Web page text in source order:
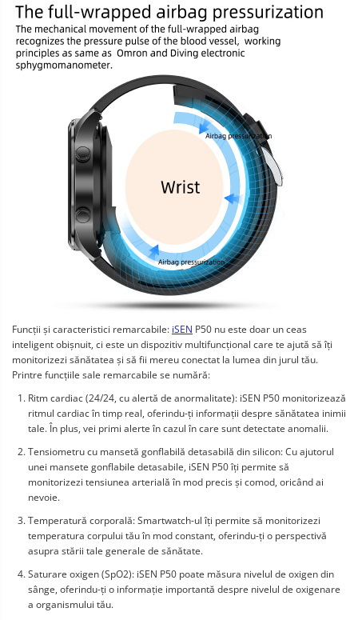
Funcții și caracteristici remarcabile: iSEN P50 nu este doar un ceas
inteligent obișnuit, ci este un dispozitiv multifuncțional care te ajută să îți
monitorizezi sănătatea și să fii mereu conectat la lumea din jurul tău.
Printre funcțiile sale remarcabile se numără:
Ritm cardiac (24/24, cu alertă de anormalitate): iSEN P50 monitorizează
ritmul cardiac în timp real, oferindu-ți informații despre sănătatea inimii
tale. În plus, vei primi alerte în cazul în care sunt detectate anomalii.
Tensiometru cu mansetă gonflabilă detasabilă din silicon: Cu ajutorul
unei mansete gonflabile detasabile, iSEN P50 îți permite să
monitorizezi tensiunea arterială în mod precis și comod, oricând ai
nevoie.
Temperatură corporală: Smartwatch-ul îți permite să monitorizezi
temperatura corpului tău în mod constant, oferindu-ți o perspectivă
asupra stării tale generale de sănătate.
Saturare oxigen (SpO2): iSEN P50 poate măsura nivelul de oxigen din
sânge, oferindu-ți o informație importantă despre nivelul de oxigenare
a organismului tău.